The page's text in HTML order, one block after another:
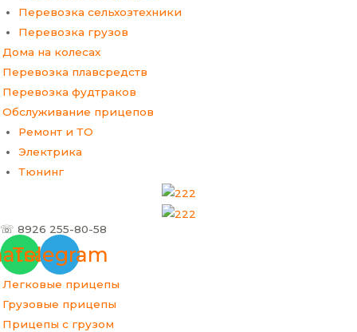
Перевозка сельхозтехники
Перевозка грузов
Дома на колесах
Перевозка плавсредств
Перевозка фудтраков
Обслуживание прицепов
Ремонт и ТО
Электрика
Тюнинг
☏ 8926 255-80-58
Telegram
Легковые прицепы
Грузовые прицепы
Прицепы с грузом